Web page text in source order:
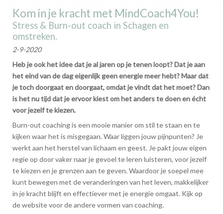
Kom in je kracht met MindCoach4You!
Stress & Burn-out coach in Schagen en
omstreken.
2-9-2020
Heb je ook het idee dat je al jaren op je tenen loopt? Dat je aan
het eind van de dag eigenlijk geen energie meer hebt? Maar dat
je toch doorgaat en doorgaat, omdat je vindt dat het moet? Dan
is het nu tijd dat je ervoor kiest om het anders te doen en écht
voor jezelf te kiezen.
Burn-out coaching is een mooie manier om stil te staan en te
kijken waar het is misgegaan. Waar liggen jouw pijnpunten? Je
werkt aan het herstel van lichaam en geest. Je pakt jouw eigen
regie op door vaker naar je gevoel te leren luisteren, voor jezelf
te kiezen en je grenzen aan te geven. Waardoor je soepel mee
kunt bewegen met de veranderingen van het leven, makkelijker
in je kracht blijft en effectiever met je energie omgaat. Kijk op
de website voor de andere vormen van coaching.